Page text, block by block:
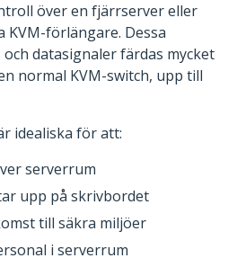
över en fjärrserver eller
KVM-förlängare. Dessa
datasignaler färdas mycket
normal KVM-switch, upp till
idealiska för att:
serverrum
upp på skrivbordet
till säkra miljöer
i serverrum